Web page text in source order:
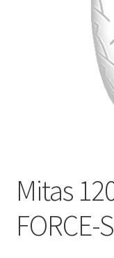
Mitas
FORCE-